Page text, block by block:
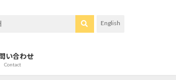
English
い合わせ
Contact